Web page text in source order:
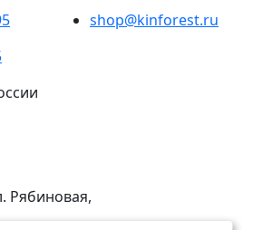
shop@kinforest.ru
Рябиновая,